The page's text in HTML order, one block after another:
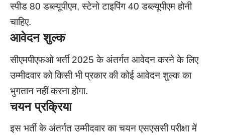
स्पीड 80 डब्ल्यूपीएम, स्टेनो टाइपिंग 40 डब्ल्यूपीएम होनी
चाहिए.
आवेदन शुल्क
सीएमपीएफओ भर्ती 2025 के अंतर्गत आवेदन करने के लिए
उम्मीदवार को किसी भी प्रकार की कोई आवेदन शुल्क का
भुगतान नहीं करना होगा.
चयन प्रक्रिया
इस भर्ती के अंतर्गत उम्मीदवार का चयन एसएससी परीक्षा में